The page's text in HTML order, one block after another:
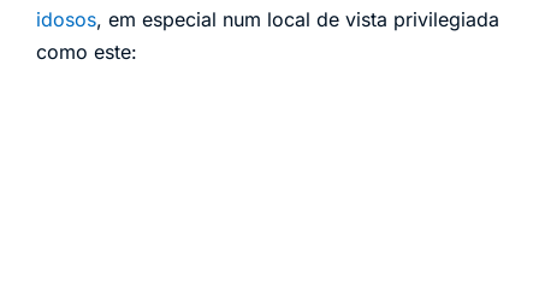
idosos, em especial num local de vista privilegiada
como este: